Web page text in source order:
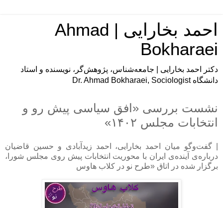
احمد بخارایی | Ahmad
Bokharaei
دکتر احمد بخارایی | جامعه‌شناس، پژوهش‌گر، نویسنده و استاد
دانشگاه Dr. Ahmad Bokharaei, Sociologist
نشست بررسی «افق سیاسی پیش رو و
انتخابات مجلس ۱۴۰۲»
| گفت‌وگو میان احمد بخارایی، احمد زیدآبادی و حسین قاضیان
درباره‌ی آینده‌ی ایران با محوریت انتخابات پیش روی مجلس شورا،
برگزار شده در اتاق «طرح نو در کلاب هاوس